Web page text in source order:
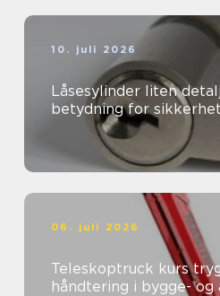
10. juli 2026
Låsesylinder liten detalj med stor
betydning for
06. juli 2026
Teleskoptruck kurs trygg og effektiv
håndtering i bygge- og